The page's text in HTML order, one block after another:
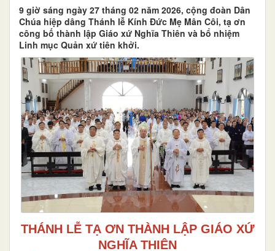
9 giờ sáng ngày 27 tháng 02 năm 2026, cộng đoàn Dân
Chúa hiệp dâng Thánh lễ Kính Đức Mẹ Mân Côi, tạ ơn
công bố thành lập Giáo xứ Nghĩa Thiên và bổ nhiệm
Linh mục Quản xứ tiên khởi.
THÁNH LỄ TẠ ƠN THÀNH LẬP GIÁO XỨ
NGHĨA THIÊN